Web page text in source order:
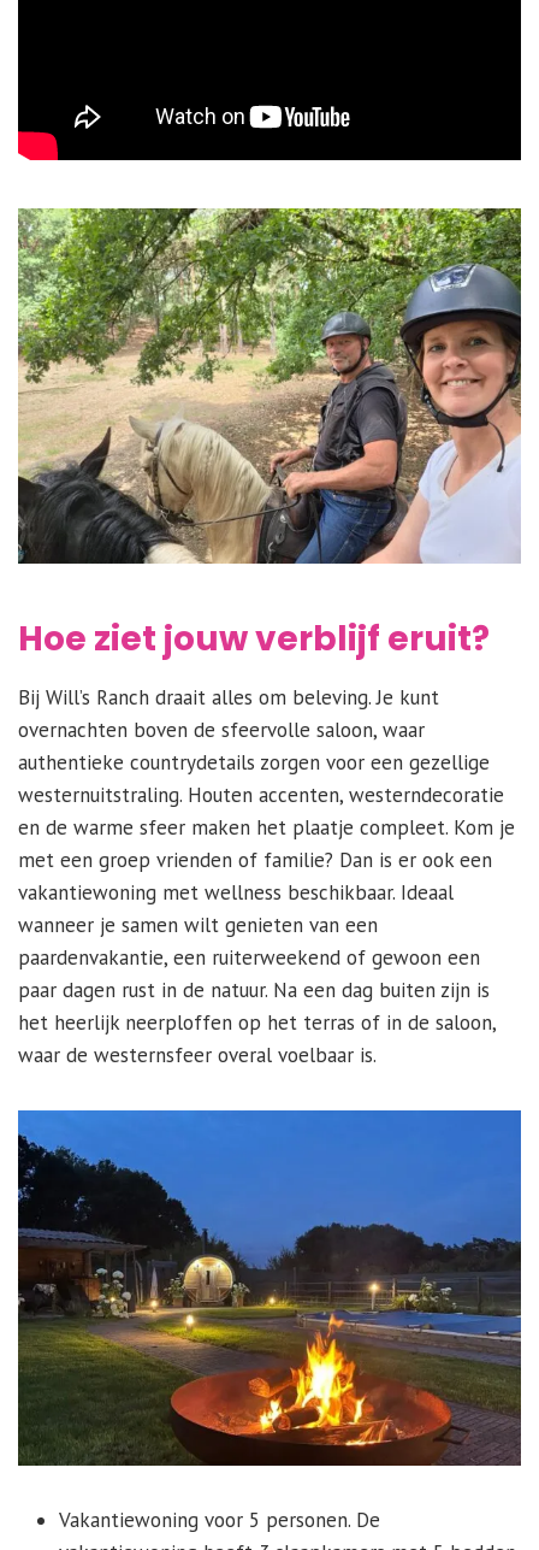
Hoe ziet jouw verblijf eruit?
Bij Will’s Ranch draait alles om beleving. Je kunt
overnachten boven de sfeervolle saloon, waar
authentieke countrydetails zorgen voor een gezellige
westernuitstraling. Houten accenten, westerndecoratie
en de warme sfeer maken het plaatje compleet. Kom je
met een groep vrienden of familie? Dan is er ook een
vakantiewoning met wellness beschikbaar. Ideaal
wanneer je samen wilt genieten van een
paardenvakantie, een ruiterweekend of gewoon een
paar dagen rust in de natuur. Na een dag buiten zijn is
het heerlijk neerploffen op het terras of in de saloon,
waar de westernsfeer overal voelbaar is.
Vakantiewoning voor 5 personen. De